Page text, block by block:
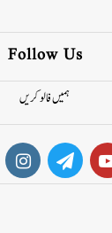
Follow Us
ہمیں فالو کریں